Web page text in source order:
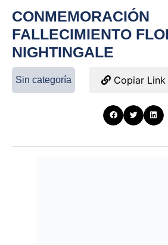
CONMEMORACIÓN
FALLECIMIENTO
NIGHTINGALE
Sin categoría Copiar Link